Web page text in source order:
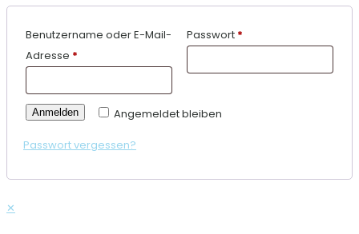
Benutzername oder E-Mail-
Adresse *
Passwort *
Angemeldet bleiben
Anmelden
Passwort vergessen?
✕